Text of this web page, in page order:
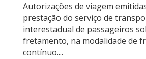
Autorizações de viagem
prestação do serviço de
interestadual de passageiros
fretamento, na modalidade de
contínuo....